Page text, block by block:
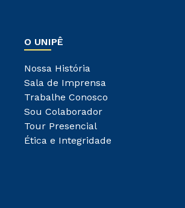
O UNIPÊ
Nossa História
Sala de Imprensa
Trabalhe Conosco
Sou Colaborador
Tour Presencial
Ética e Integridade